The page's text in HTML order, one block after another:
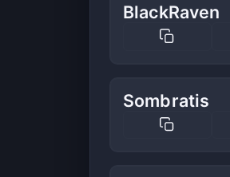
BlackRaven
Sombratis